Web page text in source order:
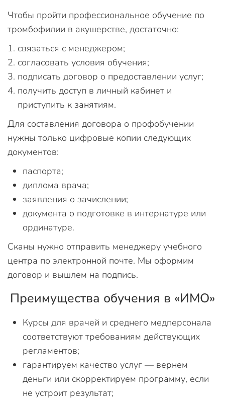
Чтобы пройти профессиональное обучение по
тромбофилии в акушерстве, достаточно:
связаться с менеджером;
согласовать условия обучения;
подписать договор о предоставлении услуг;
получить доступ в личный кабинет и
приступить к занятиям.
Для составления договора о профобучении
нужны только цифровые копии следующих
документов:
паспорта;
диплома врача;
заявления о зачислении;
документа о подготовке в интернатуре или
ординатуре.
Сканы нужно отправить менеджеру учебного
центра по электронной почте. Мы оформим
договор и вышлем на подпись.
Преимущества обучения в «ИМО»
Курсы для врачей и среднего медперсонала
соответствуют требованиям действующих
регламентов;
гарантируем качество услуг — вернем
деньги или скорректируем программу, если
не устроит результат;